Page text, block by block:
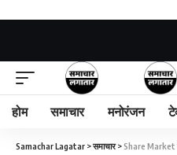
होम समाचार मनोरंजन
Samachar Lagatar >समाचार>Share Market में हुई